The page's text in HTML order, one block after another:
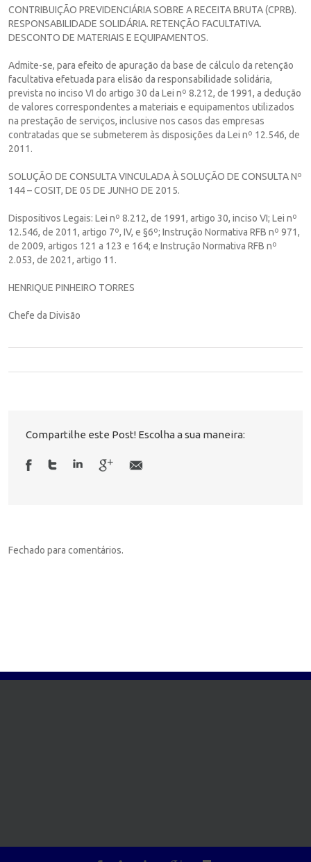
CONTRIBUIÇÃO PREVIDENCIÁRIA SOBRE A RECEITA BRUTA (CPRB).
RESPONSABILIDADE SOLIDÁRIA. RETENÇÃO FACULTATIVA.
DESCONTO DE MATERIAIS E EQUIPAMENTOS.
Admite-se, para efeito de apuração da base de cálculo da retenção
facultativa efetuada para elisão da responsabilidade solidária,
prevista no inciso VI do artigo 30 da Lei nº 8.212, de 1991, a dedução
de valores correspondentes a materiais e equipamentos utilizados
na prestação de serviços, inclusive nos casos das empresas
contratadas que se submeterem às disposições da Lei nº 12.546, de
2011.
SOLUÇÃO DE CONSULTA VINCULADA À SOLUÇÃO DE CONSULTA Nº
144 – COSIT, DE 05 DE JUNHO DE 2015.
Dispositivos Legais: Lei nº 8.212, de 1991, artigo 30, inciso VI; Lei nº
12.546, de 2011, artigo 7º, IV, e §6º; Instrução Normativa RFB nº 971,
de 2009, artigos 121 a 123 e 164; e Instrução Normativa RFB nº
2.053, de 2021, artigo 11.
HENRIQUE PINHEIRO TORRES
Chefe da Divisão
Compartilhe este Post! Escolha a sua maneira:
Fechado para comentários.